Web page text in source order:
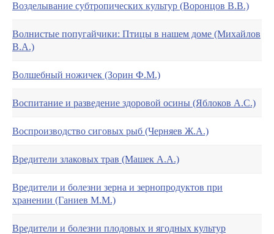
Возделывание субтропических культур (Воронцов В.В.)
Волнистые попугайчики: Птицы в нашем доме (Михайлов
В.А.)
Волшебный ножичек (Зорин Ф.М.)
Воспитание и разведение здоровой осины (Яблоков А.С.)
Воспроизводство сиговых рыб (Черняев Ж.А.)
Вредители злаковых трав (Машек А.А.)
Вредители и болезни зерна и зернопродуктов при
хранении (Ганиев М.М.)
Вредители и болезни плодовых и ягодных культур